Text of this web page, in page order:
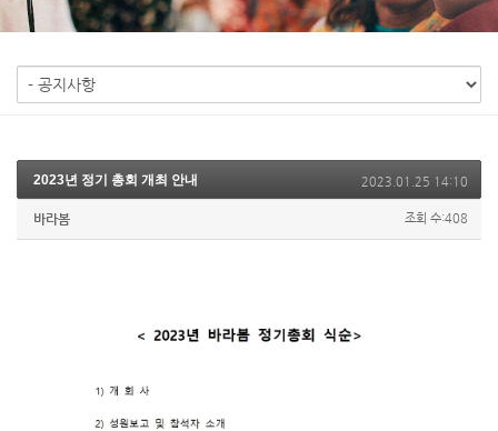
2023년 정기 총회 개최 안내 2023.01.25 14:10
바라봄 조회 수:408